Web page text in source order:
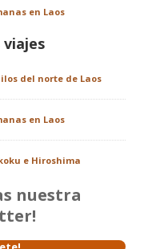
en Laos
del norte de Laos
en Laos
e Hiroshima
nuestra